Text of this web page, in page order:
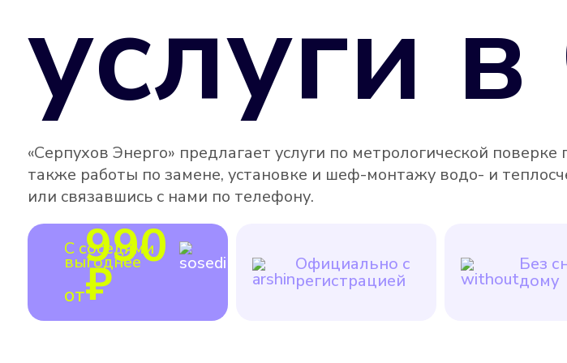
услуги в
«Серпухов Энерго» предлагает услуги по метрологической
также работы по замене, установке и шеф-монтажу водо- и
или связавшись с нами по телефону.
С соседями
выгоднее
от
990
₽ Официально с
регистрацией
Без
дому